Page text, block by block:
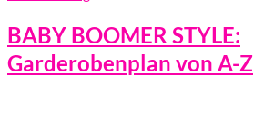
BABY BOOMER STYLE:
Garderobenplan von A-Z